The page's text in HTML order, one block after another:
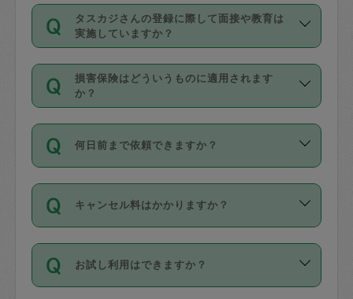
動計算で表示されます。
開始時間を２時間前後変更することが可
能です。依頼送信後、個別にタスカジさ
んにメッセージを送り調整してくださ
い。ただし、２時間を越えての調整はで
時間も被らない場合、損害保険の対象外
する前にタスカジさんのプロフィールで
確認してください。
基本的に、高所での作業や危険作業、屋
外での作業は対象外です。
主婦として長年の家事経験をお持ちの
方、栄養士・調理師といった資格者で保
育園や学校の給食やレストランで料理関
係の専門職に従事されていた方、日本で
すでにハウスキーパーや英語の先生とし
てお仕事をしているフィリピン出身の
社員など様々なバックグラウンドの方が
登録しています。
日本語も話せる方など様々です。
ールに記載していますので、各自の得意
タスカジさんの登録に際して面接や教育は
実施していますか？
応募の際に、各自事務局との面接と説明
を行っています。その後、身分証明書の
写真提出をしていただいています。外国
確認しています。タスカジさんトレーニ
ング動画を使ったセルフトレーニングの
現場トライアルを受け、合格したタスカ
ジさんが活動されています。
※テストセンターの講評は１件目のレビュ
損害保険はどういうものに適用されます
か？
依頼者とタスカジさんとの間でタスカジ
を通して成立した作業時間内での作業に
適用されます。作業範囲は、掃除、洗
です。作業中に物を壊したり、人にけが
をさせたりした場合が対象で、補償金額
す。
何日前まで依頼できますか？
ご依頼は、現在を起点に3日後（72時間
以降）の日時から受付可能となっていま
す。
タスカジさんへ「募集」をかけることが
可能です。
キャンセル料はかかりますか？
キャンセル料には、以下の2種類がありま
す。
お試し利用はできますか？